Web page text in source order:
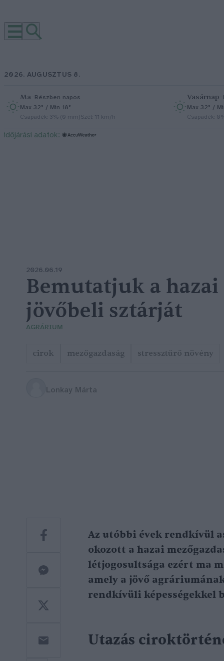
2026. AUGUSZTUS 8.
Ma–Részben napos
Max 32° / Min 18°
Csapadék: 3% (0 mm)Szél: 11 km/h
Vasárnap–
Max 32° /
Csapadék:
időjárási adatok:
2026.06.19
Bemutatjuk a
jövőbeli sztárját
AGRÁRIUM
cirok mezőgazdaság stressztűrő növény
Lonkay Márta
Az utóbbi évek rendkívül
okozott a hazai
létjogosultsága ezért ma
amely a jövő
rendkívüli képességekkel
Utazás